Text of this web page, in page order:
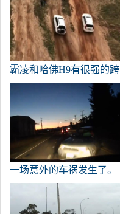
霸凌和哈佛H9有很强的跨
一场意外的车祸发生了。